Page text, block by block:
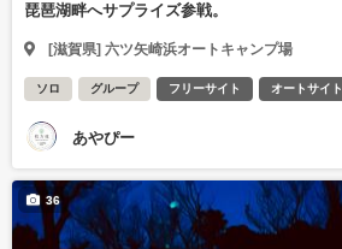
琵琶湖畔へサプライズ参戦。
[滋賀県] 六ツ矢崎浜オートキャンプ場
ソロ グループ フリーサイト オートサイト
あやぴー
36